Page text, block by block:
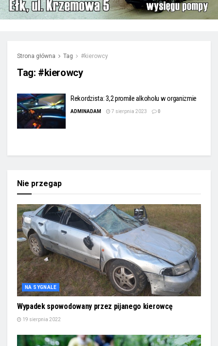
Strona główna Tag #kierowcy
Tag: #kierowcy
Rekordzista: 3,2 promile alkoholu w organizmie
ADMINADAM 7 sierpnia 2023 0
Nie przegap
NA SYGNALE
Wypadek spowodowany przez pijanego kierowcę
19 sierpnia 2022